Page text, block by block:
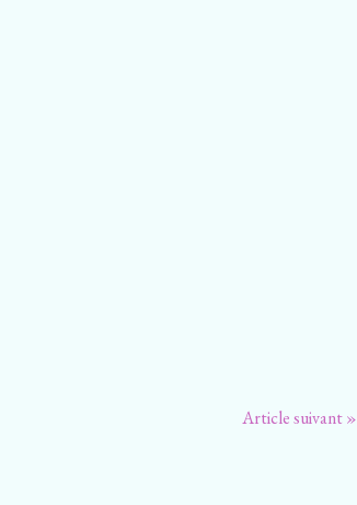
Article suivant »